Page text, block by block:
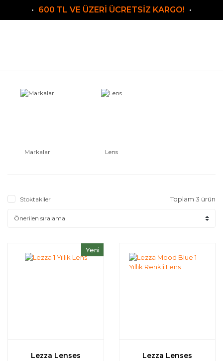
600 TL VE ÜZERİ ÜCRETSİZ KARGO!
Markalar Lens
Stoktakiler Toplam 3 ürün
Yeni
Lezza Lenses Lezza Lenses